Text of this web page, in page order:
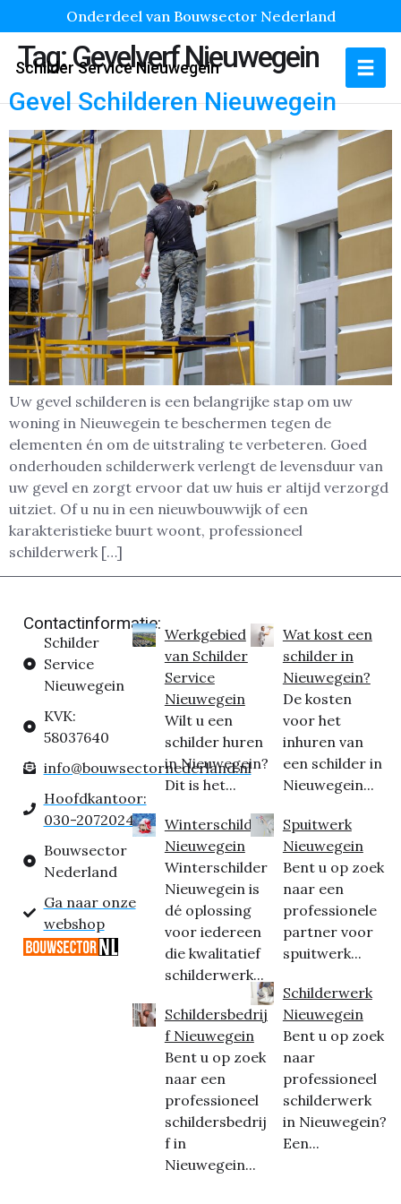
Onderdeel van Bouwsector Nederland
Schilder Service Nieuwegein
Tag:Gevelverf Nieuwegein
Gevel Schilderen Nieuwegein
Uw gevel schilderen is een belangrijke stap om uw
woning in Nieuwegein te beschermen tegen de
elementen én om de uitstraling te verbeteren. Goed
onderhouden schilderwerk verlengt de levensduur van
uw gevel en zorgt ervoor dat uw huis er altijd verzorgd
uitziet. Of u nu in een nieuwbouwwijk of een
karakteristieke buurt woont, professioneel
schilderwerk […]
Contactinformatie:
Schilder
Service
Nieuwegein
KVK:
58037640
info@bouwsectornederland.nl
Hoofdkantoor:
030-2072024
Bouwsector
Nederland
Ga naar onze
webshop
Werkgebied
van Schilder
Service
Nieuwegein
Wilt u een
schilder huren
in Nieuwegein?
Dit is het...
Winterschilder
Nieuwegein
Winterschilder
Nieuwegein is
dé oplossing
voor iedereen
die kwalitatief
schilderwerk...
Schildersbedrij
f Nieuwegein
Bent u op zoek
naar een
professioneel
schildersbedrij
f in
Nieuwegein...
Wat kost een
schilder in
Nieuwegein?
De kosten
voor het
inhuren van
een schilder in
Nieuwegein...
Spuitwerk
Nieuwegein
Bent u op zoek
naar een
professionele
partner voor
spuitwerk...
Schilderwerk
Nieuwegein
Bent u op zoek
naar
professioneel
schilderwerk
in Nieuwegein?
Een...